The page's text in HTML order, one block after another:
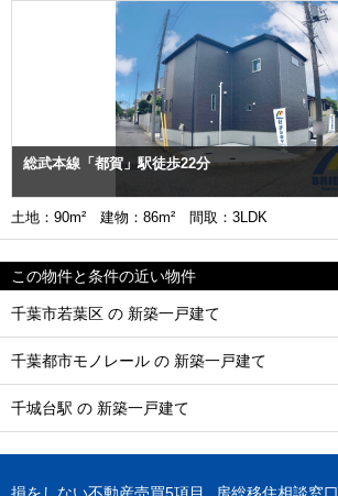
総武本線「都賀」駅徒歩22分
土地：90m² 建物：86m² 間取：3LDK
この物件と条件の近い物件
千葉市若葉区 の 新築一戸建て
千葉都市モノレール の 新築一戸建て
千城台駅 の 新築一戸建て